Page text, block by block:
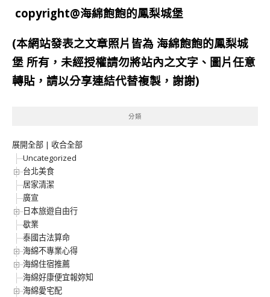
copyright@海綿飽飽的鳳梨城堡
(本網站發表之文章照片皆為 海綿飽飽的鳳梨城
堡 所有，未經授權請勿將站內之文字、圖片任意
轉貼，請以分享連結代替複製，謝謝)
分類
展開全部 | 收合全部
Uncategorized
台北美食
居家清潔
廣宣
日本旅遊自由行
歇業
泰國古法算命
海綿不專業心得
海綿住宿推薦
海綿好康便宜報妳知
海綿愛宅配